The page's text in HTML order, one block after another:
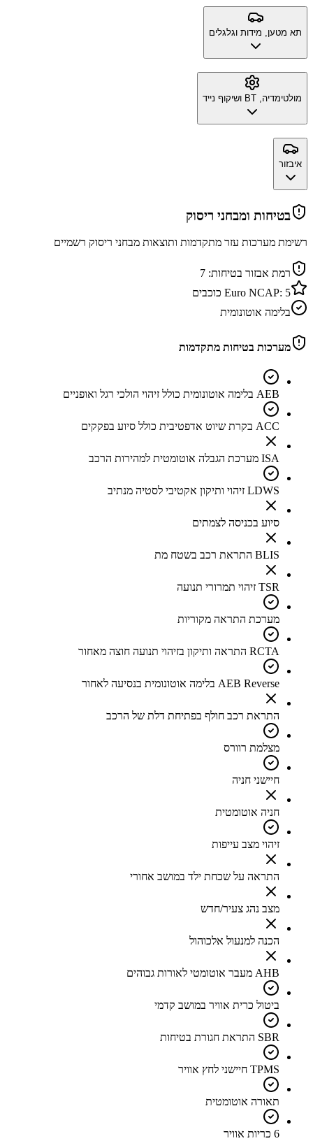
תא מטען, מידות וגלגלים
מולטימדיה, BT ושיקוף נייד
איבזור
בטיחות ומבחני ריסוק
רשימת מערכות עזר מתקדמות ותוצאות מבחני ריסוק רשמיים
רמת אבזור בטיחות: 7
Euro NCAP: 5
כוכבים
בלימה אוטונומית
מערכות בטיחות מתקדמות
AEB בלימה אוטונומית כולל זיהוי הולכי רגל ואופניים
ACC בקרת שיוט אדפטיבית כולל סיוע בפקקים
ISA מערכת הגבלה אוטומטית למהירות הרכב
LDWS זיהוי ותיקון אקטיבי לסטיה מנתיב
סיוע בכניסה לצמתים
BLIS התראת רכב בשטח מת
TSR זיהוי תמרורי תנועה
מערכת התראה מקוריות
RCTA התראה ותיקון בזיהוי תנועה חוצה מאחור
AEB Reverse בלימה אוטונומית בנסיעה לאחור
התראת רכב חולף בפתיחת דלת של הרכב
מצלמת רוורס
חיישני חניה
חניה אוטומטית
זיהוי מצב עייפות
התראה על שכחת ילד במושב אחורי
מצב נהג צעיר/חדש
הכנה למנעול אלכוהול
AHB מעבר אוטומטי לאורות גבוהים
ביטול כרית אוויר במושב קדמי
SBR התראת חגורת בטיחות
TPMS חיישני לחץ אוויר
תאורה אוטומטית
6 כריות אוויר